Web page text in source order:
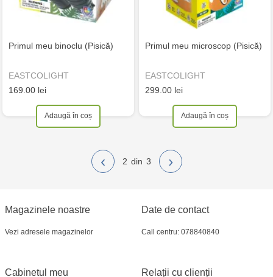
Primul meu binoclu (Pisică)
EASTCOLIGHT
169.00 lei
Adaugă în coș
Primul meu microscop (Pisică)
EASTCOLIGHT
299.00 lei
Adaugă în coș
‹ 2 3 ›
Magazinele noastre
Vezi adresele magazinelor
Relații cu clienții
Cabinetul meu
Date de contact
Call centru: 078840840